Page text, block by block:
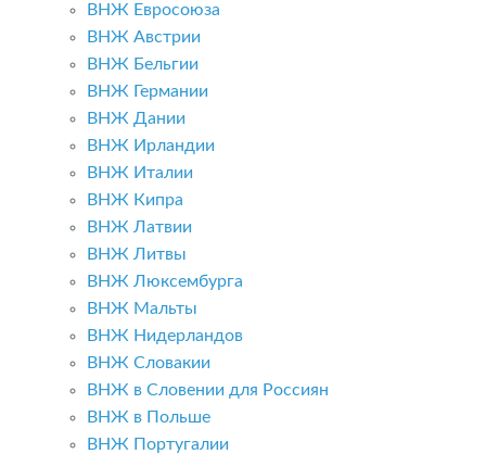
ВНЖ Евросоюза
ВНЖ Австрии
ВНЖ Бельгии
ВНЖ Германии
ВНЖ Дании
ВНЖ Ирландии
ВНЖ Италии
ВНЖ Кипра
ВНЖ Латвии
ВНЖ Литвы
ВНЖ Люксембурга
ВНЖ Мальты
ВНЖ Нидерландов
ВНЖ Словакии
ВНЖ в Словении для Россиян
ВНЖ в Польше
ВНЖ Португалии